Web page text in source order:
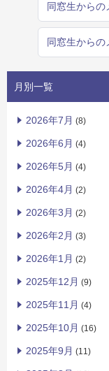
同窓生からの
同窓生からの
月別一覧
2026年7月 (8)
2026年6月 (4)
2026年5月 (4)
2026年4月 (2)
2026年3月 (2)
2026年2月 (3)
2026年1月 (2)
2025年12月 (9)
2025年11月 (4)
2025年10月 (16)
2025年9月 (11)